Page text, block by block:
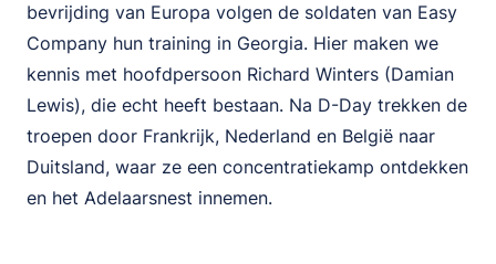
bevrijding van Europa volgen de soldaten van Easy
Company hun training in Georgia. Hier maken we
kennis met hoofdpersoon Richard Winters (Damian
Lewis), die echt heeft bestaan. Na D-Day trekken de
troepen door Frankrijk, Nederland en België naar
Duitsland, waar ze een concentratiekamp ontdekken
en het Adelaarsnest innemen.